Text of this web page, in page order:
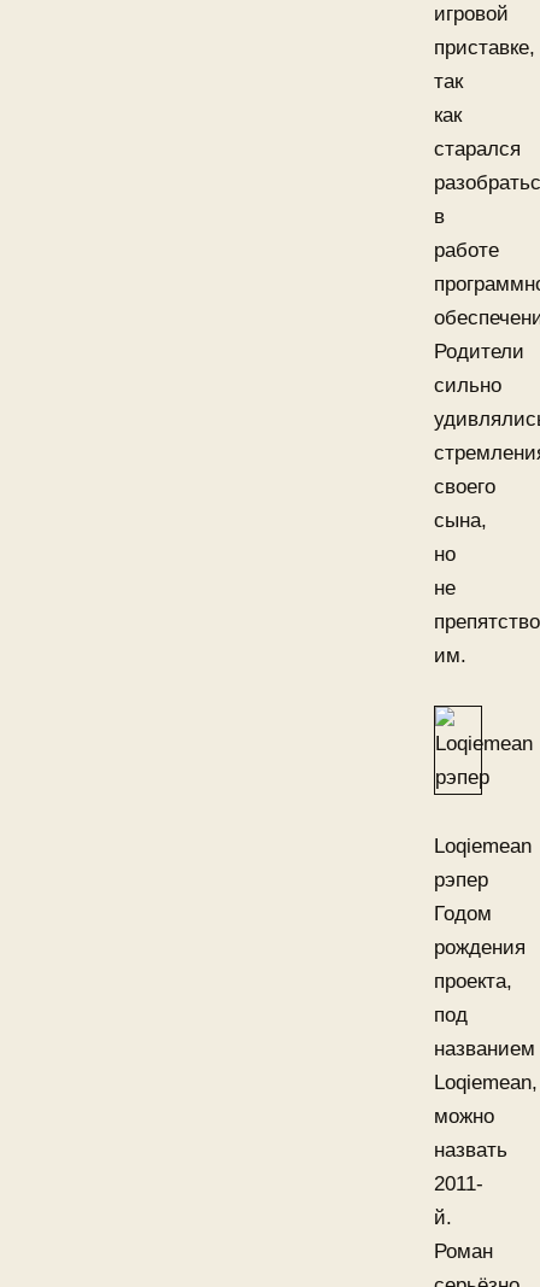
игровой
приставке,
так
как
старался
в
работе
Родители
сильно
своего
сына,
но
не
им.
Loqiemean
рэпер
Годом
рождения
проекта,
под
названием
Loqiemean,
можно
назвать
2011-
й.
Роман